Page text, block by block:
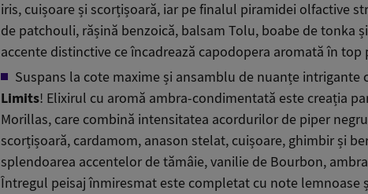
iris, cuișoare și scorțișoară, iar pe finalul piramidei olfactive
de patchouli, rășină benzoică, balsam Tolu, boabe de tonka
accente distinctive ce încadrează capodopera aromată în
Suspans la cote maxime și ansamblu de nuanțe intrigante
Limits! Elixirul cu aromă ambra-condimentată este creația
Morillas, care combină intensitatea acordurilor de piper
scorțișoară, cardamom, anason stelat, cuișoare, ghimbir și
splendoarea accentelor de tămâie, vanilie de Bourbon,
Întregul peisaj înmiresmat este completat cu note lemnoase